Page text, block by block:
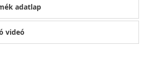
adatlap
videó